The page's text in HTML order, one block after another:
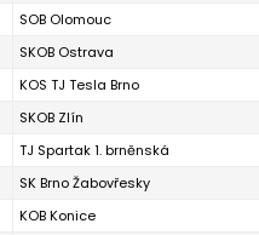
SOB Olomouc
SKOB Ostrava
KOS TJ Tesla Brno
SKOB Zlín
TJ Spartak 1. brněnská
SK Brno Žabovřesky
KOB Konice